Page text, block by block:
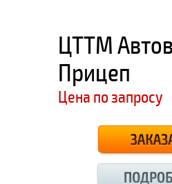
ЦТТМ
Прицеп
Цена по запросу